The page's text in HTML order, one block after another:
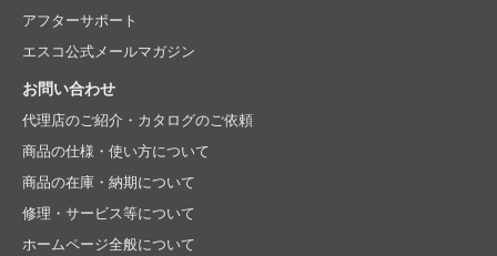
アフターサポート
エスコ公式メールマガジン
お問い合わせ
代理店のご紹介・ カタログのご依頼
商品の仕様・使い方について
商品の在庫・納期について
修理・サービス等について
ホームページ全般について